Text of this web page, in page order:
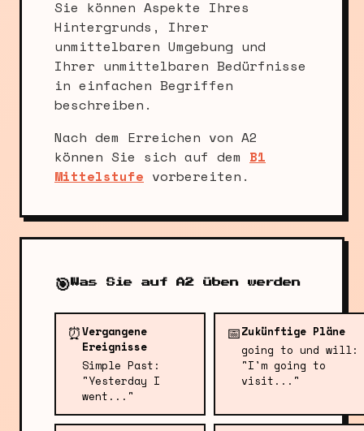
Sie können Aspekte Ihres
Hintergrunds, Ihrer
unmittelbaren Umgebung und
Ihrer unmittelbaren Bedürfnisse
in einfachen Begriffen
beschreiben.
Nach dem Erreichen von A2
können Sie sich auf dem B1
Mittelstufe vorbereiten.
🎯 Was Sie auf A2 üben werden
⏰Vergangene
Ereignisse
Simple Past:
"Yesterday I
went..."
📅Zukünftige Pläne
going to und will:
"I'm going to
visit..."